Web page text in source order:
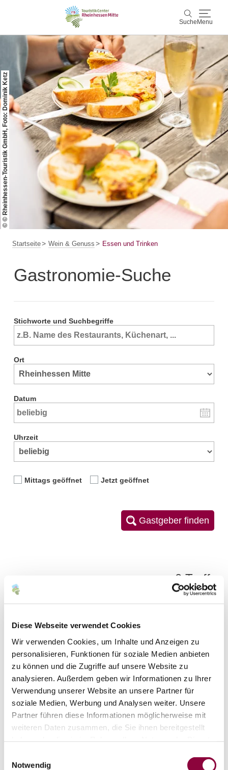
Diese Webseite verwendet Cookies
Wir verwenden Cookies, um Inhalte und Anzeigen zu
personalisieren, Funktionen für soziale Medien anbieten
zu können und die Zugriffe auf unsere Website zu
analysieren. Außerdem geben wir Informationen zu Ihrer
Verwendung unserer Website an unsere Partner für
soziale Medien, Werbung und Analysen weiter. Unsere
Partner führen diese Informationen möglicherweise mit
weiteren Daten zusammen, die Sie ihnen bereitgestellt
Notwendig
Suche Menu
Suche
Rheinhessen Mitte
Aktiv & Natur
Wein & Genuss
Kultur & Events
Service & Unterkünfte
Karte
KarteRheinhessen Blog
© © Rheinhessen-Touristik GmbH, Foto: Dominik Ketz
Startseite Wein & Genuss Essen und Trinken
Gastronomie-Suche
Stichworte und Suchbegriffe
Ort
Datum
Uhrzeit
Mittags geöffnet Jetzt geöffnet
Gastgeber finden
0 Treffer
Artikel alphabetisch filtern:
A B C D E F G H I J K
L M N O P Q R S T U
W *
Es konnten leider keine Ergebnisse